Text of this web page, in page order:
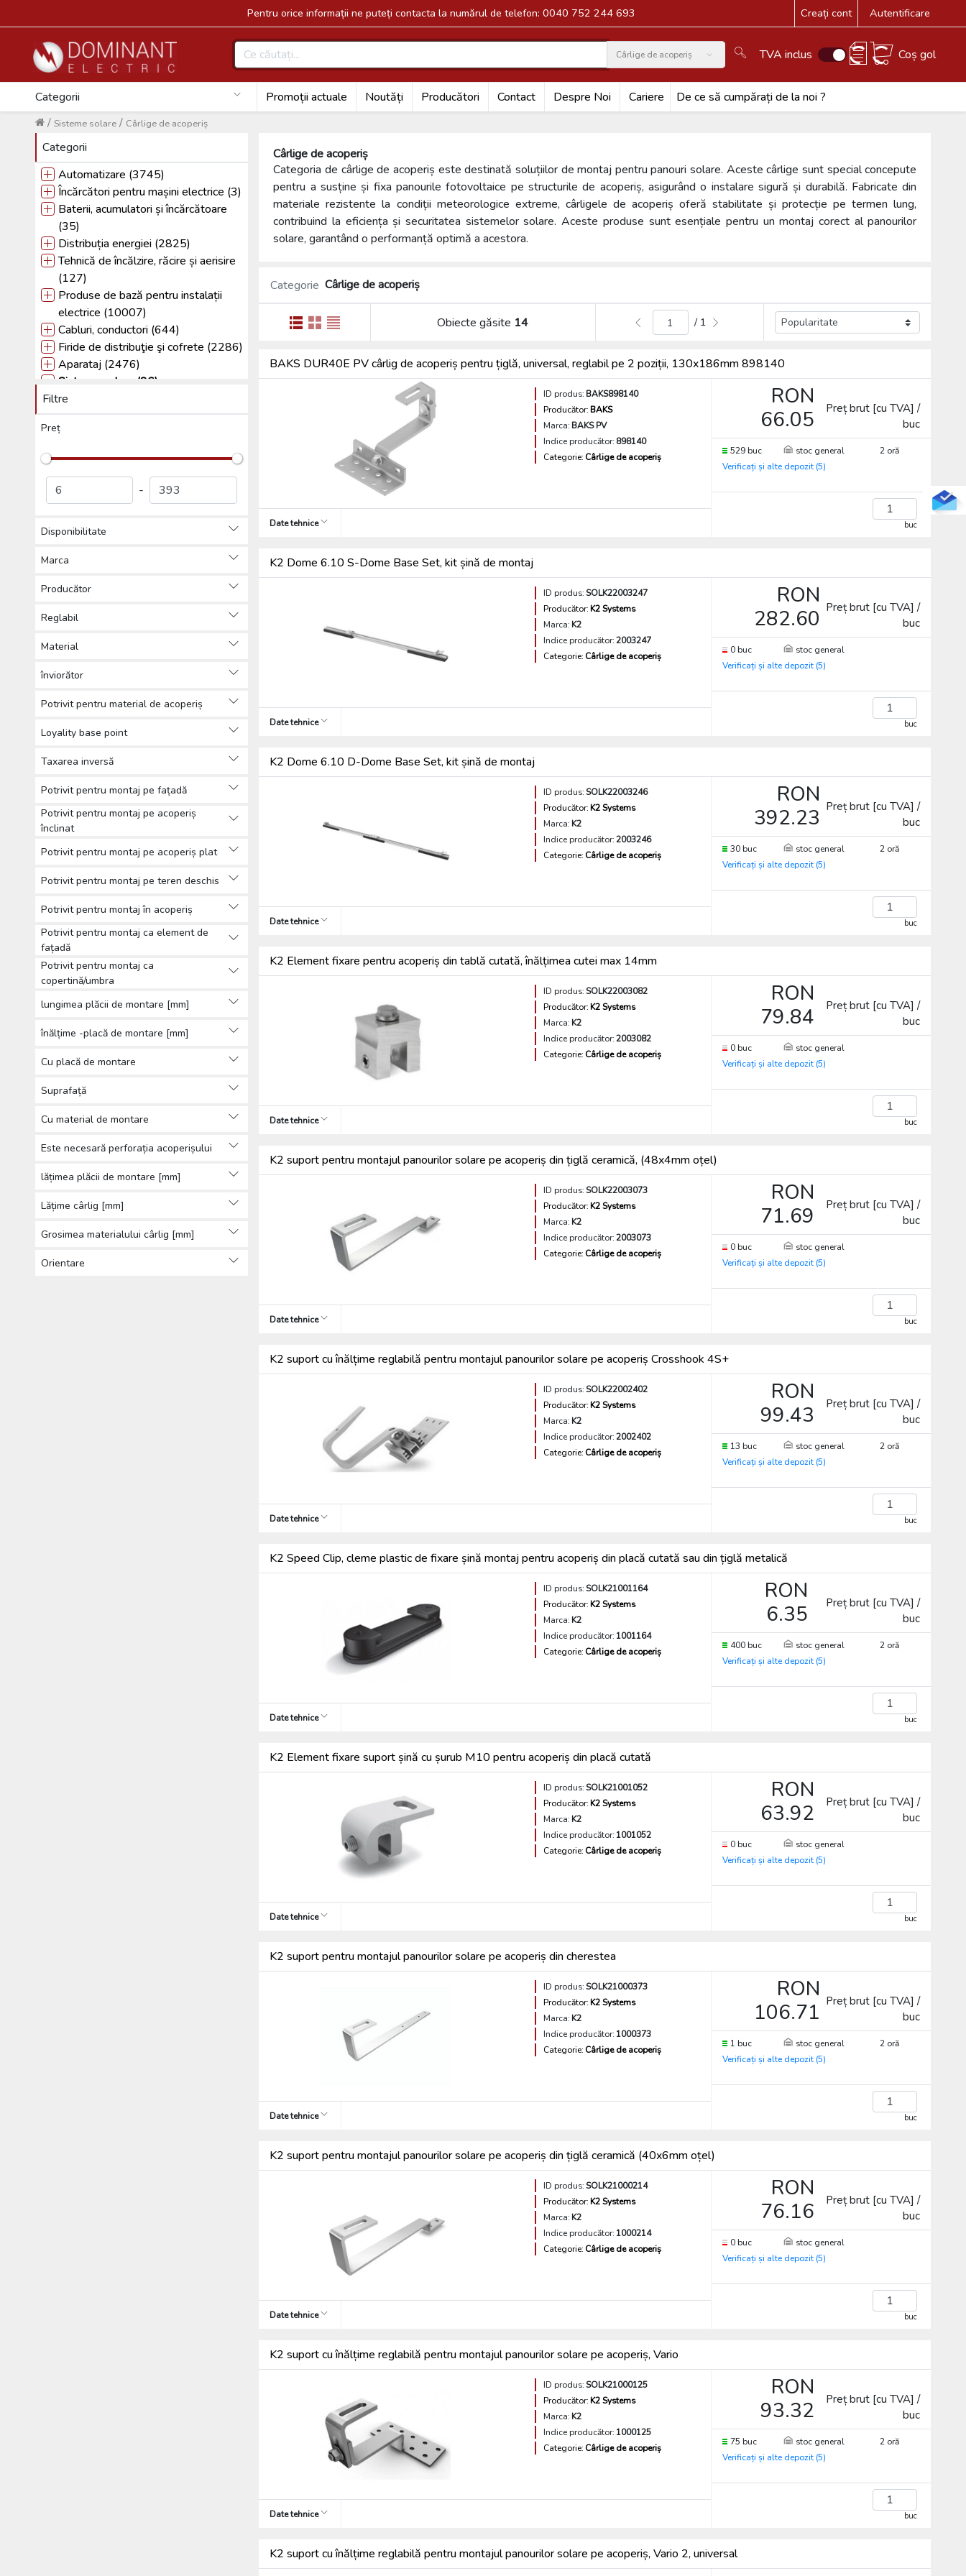
Pentru orice informații ne puteți contacta la numărul de telefon: 0040 752 244 693 Creați cont Autentificare
Cârlige de acoperiș
Search TVA inclus Coș gol
Categorii Promoții actuale Noutăți Producători Contact Despre Noi Cariere De ce să cumpărați de la noi ?
Cârlige de acoperiș
/
Sisteme solare
/
Categorii
Automatizare (3745)
Încărcători pentru mașini electrice (3)
Baterii, acumulatori și încărcătoare
(35)
Distribuția energiei (2825)
Tehnică de încălzire, răcire și aerisire
(127)
Produse de bază pentru instalații
electrice (10007)
Cabluri, conductori (644)
Firide de distribuţie şi cofrete (2286)
Aparataj (2476)
Sisteme solare (86)
Invertor grid fotovoltaic (18)
Colector de date fotovoltaic (1)
Tehnică de iIuminat (5982)
Produse de protecția muncii,
Scule (2270)
Filtre
Preț
-
Disponibilitate
Marca
Producător
Reglabil
Material
înviorător
Potrivit pentru material de acoperiș
Loyality base point
Taxarea inversă
Potrivit pentru montaj pe fațadă
Potrivit pentru montaj pe acoperiș
înclinat
Potrivit pentru montaj pe acoperiș plat
Potrivit pentru montaj pe teren deschis
Potrivit pentru montaj în acoperiș
Potrivit pentru montaj ca element de
fațadă
Potrivit pentru montaj ca
copertină/umbra
lungimea plăcii de montare [mm]
înălțime -placă de montare [mm]
Cu placă de montare
Suprafață
Cu material de montare
Este necesară perforația acoperișului
lățimea plăcii de montare [mm]
Lățime cârlig [mm]
Grosimea materialului cârlig [mm]
Orientare
Cârlige de acoperiș
Categoria de cârlige de acoperiș este destinată soluțiilor de montaj pentru panouri solare. Aceste cârlige sunt special concepute
pentru a susține și fixa panourile fotovoltaice pe structurile de acoperiș, asigurând o instalare sigură și durabilă. Fabricate din
materiale rezistente la condiții meteorologice extreme, cârligele de acoperiș oferă stabilitate și protecție pe termen lung,
contribuind la eficiența și securitatea sistemelor solare. Aceste produse sunt esențiale pentru un montaj corect al panourilor
solare, garantând o performanță optimă a acestora.
Categorie Cârlige de acoperiș
Obiecte găsite 14 / 1
BAKS DUR40E PV cârlig de acoperiș pentru țiglă, universal, reglabil pe 2 poziții, 130x186mm 898140
ID produs: BAKS898140
Producător: BAKS
Marca: BAKS PV
Indice producător: 898140
Categorie: Cârlige de acoperiș
Date tehnice
RON
66.05
Preț brut [cu TVA] /
buc
529 buc stoc general
2 oră
Verificați și alte depozit (5)
buc
K2 Dome 6.10 S-Dome Base Set, kit șină de montaj
ID produs: SOLK22003247
Producător: K2 Systems
Marca: K2
Indice producător: 2003247
Categorie: Cârlige de acoperiș
Date tehnice
RON
282.60 Preț brut [cu TVA] /
buc
0 buc
stoc general
Verificați și alte depozit (5)
buc
K2 Dome 6.10 D-Dome Base Set, kit șină de montaj
ID produs: SOLK22003246
Producător: K2 Systems
Marca: K2
Indice producător: 2003246
Categorie: Cârlige de acoperiș
Date tehnice
RON
392.23 Preț brut [cu TVA] /
buc
30 buc stoc general
2 oră
Verificați și alte depozit (5)
buc
K2 Element fixare pentru acoperiș din tablă cutată, înălțimea cutei max 14mm
ID produs: SOLK22003082
Producător: K2 Systems
Marca: K2
Indice producător: 2003082
Categorie: Cârlige de acoperiș
Date tehnice
RON
79.84
Preț brut [cu TVA] /
buc
0 buc
stoc general
Verificați și alte depozit (5)
buc
K2 suport pentru montajul panourilor solare pe acoperiș din țiglă ceramică, (48x4mm oțel)
ID produs: SOLK22003073
Producător: K2 Systems
Marca: K2
Indice producător: 2003073
Categorie: Cârlige de acoperiș
Date tehnice
RON
71.69
Preț brut [cu TVA] /
buc
0 buc
stoc general
Verificați și alte depozit (5)
buc
K2 suport cu înălțime reglabilă pentru montajul panourilor solare pe acoperiș Crosshook 4S+
ID produs: SOLK22002402
Producător: K2 Systems
Marca: K2
Indice producător: 2002402
Categorie: Cârlige de acoperiș
Date tehnice
RON
99.43
Preț brut [cu TVA] /
buc
13 buc stoc general
2 oră
Verificați și alte depozit (5)
buc
K2 Speed Clip, cleme plastic de fixare șină montaj pentru acoperiș din placă cutată sau din țiglă metalică
ID produs: SOLK21001164
Producător: K2 Systems
Marca: K2
Indice producător: 1001164
Categorie: Cârlige de acoperiș
Date tehnice
RON
6.35
Preț brut [cu TVA] /
buc
400 buc stoc general
2 oră
Verificați și alte depozit (5)
buc
K2 Element fixare suport șină cu șurub M10 pentru acoperiș din placă cutată
ID produs: SOLK21001052
Producător: K2 Systems
Marca: K2
Indice producător: 1001052
Categorie: Cârlige de acoperiș
Date tehnice
RON
63.92
Preț brut [cu TVA] /
buc
0 buc
stoc general
Verificați și alte depozit (5)
buc
K2 suport pentru montajul panourilor solare pe acoperiș din cherestea
ID produs: SOLK21000373
Producător: K2 Systems
Marca: K2
Indice producător: 1000373
Categorie: Cârlige de acoperiș
Date tehnice
RON
106.71 Preț brut [cu TVA] /
buc
1 buc stoc general
2 oră
Verificați și alte depozit (5)
buc
K2 suport pentru montajul panourilor solare pe acoperiș din țiglă ceramică (40x6mm oțel)
ID produs: SOLK21000214
Producător: K2 Systems
Marca: K2
Indice producător: 1000214
Categorie: Cârlige de acoperiș
Date tehnice
RON
76.16
Preț brut [cu TVA] /
buc
0 buc
stoc general
Verificați și alte depozit (5)
buc
K2 suport cu înălțime reglabilă pentru montajul panourilor solare pe acoperiș, Vario
ID produs: SOLK21000125
Producător: K2 Systems
Marca: K2
Indice producător: 1000125
Categorie: Cârlige de acoperiș
Date tehnice
RON
93.32
Preț brut [cu TVA] /
buc
75 buc stoc general
2 oră
Verificați și alte depozit (5)
buc
K2 suport cu înălțime reglabilă pentru montajul panourilor solare pe acoperiș, Vario 2, universal